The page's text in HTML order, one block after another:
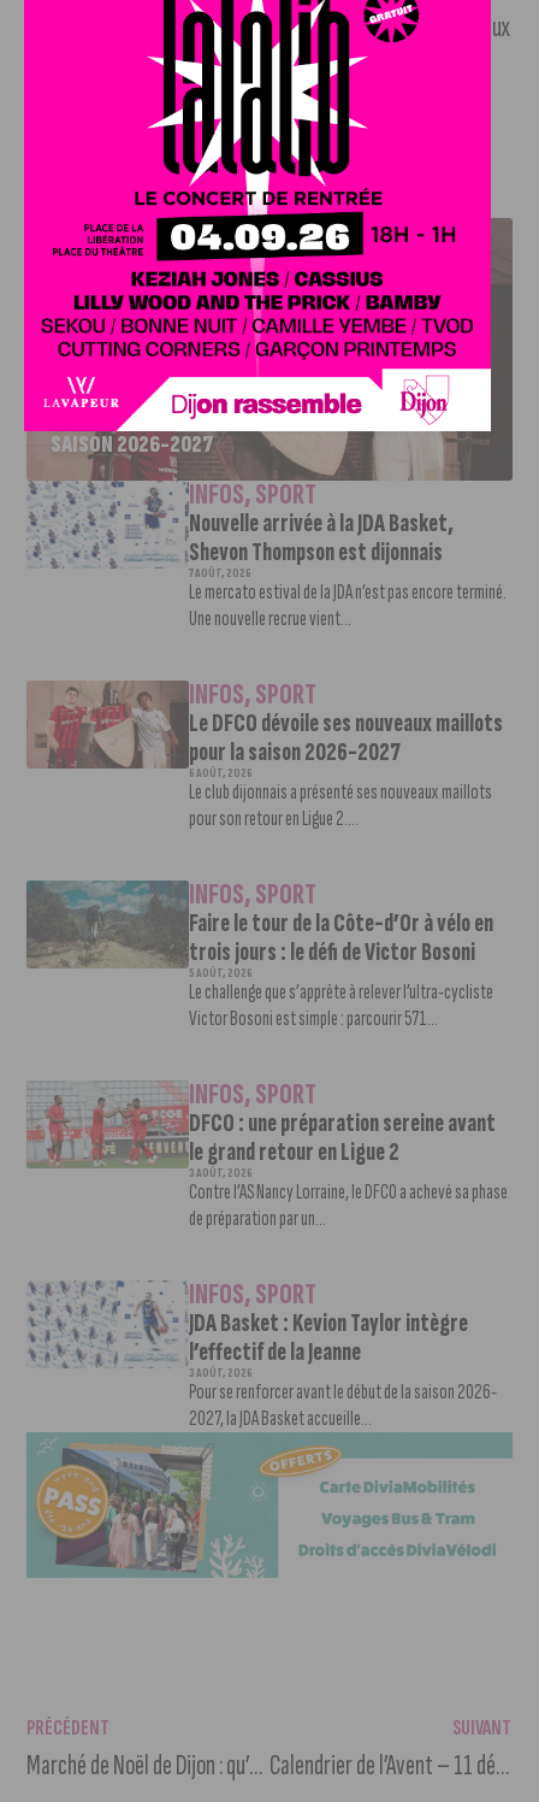
Pour ne rien louper et être au courant des différents cadeaux
téléchargez l’application gratuite J’aime
Dijon, pour iOS et Android
(suivre notre lien)
J'AIME LE DFCO
LE DFCO DÉVOILE SES NOUVEAUX MAILLOTS POUR LA
SAISON 2026-2027
INFOS,SPORT
Nouvelle arrivée à la JDA Basket,
Shevon Thompson est dijonnais
7 AOÛT, 2026
Le mercato estival de la JDA n’est pas encore terminé.
Une nouvelle recrue vient...
INFOS,SPORT
Le DFCO dévoile ses nouveaux maillots
pour la saison 2026-2027
6 AOÛT, 2026
Le club dijonnais a présenté ses nouveaux maillots
pour son retour en Ligue 2....
INFOS,SPORT
Faire le tour de la Côte-d’Or à vélo en
trois jours : le défi de Victor Bosoni
5 AOÛT, 2026
Le challenge que s’apprête à relever l’ultra-cycliste
Victor Bosoni est simple : parcourir 571...
INFOS,SPORT
DFCO : une préparation sereine avant
le grand retour en Ligue 2
3 AOÛT, 2026
Contre l’AS Nancy Lorraine, le DFCO a achevé sa phase
de préparation par un...
INFOS,SPORT
JDA Basket : Kevion Taylor intègre
l’effectif de la Jeanne
3 AOÛT, 2026
Pour se renforcer avant le début de la saison 2026-
2027, la JDA Basket accueille...
PRÉCÉDENT
Marché de Noël de Dijon : qu’en pensent les commerçants ?
SUIVANT
Calendrier de l’Avent – 11 décembre